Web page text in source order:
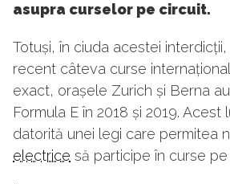
asupra curselor pe circuit.
Totuși, în ciuda acestei
recent câteva curse
exact, orașele Zurich și Berna
Formula E în 2018 și 2019.
datorită unei legi care permitea
electrice să participe în curse pe